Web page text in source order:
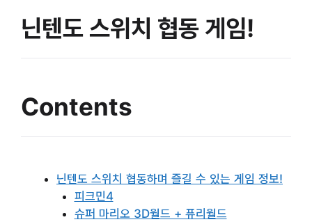
닌텐도 스위치 협동 게임!
Contents
닌텐도 스위치 협동하며 즐길 수 있는 게임 정보!
피크민4
슈퍼 마리오 3D월드 + 퓨리월드